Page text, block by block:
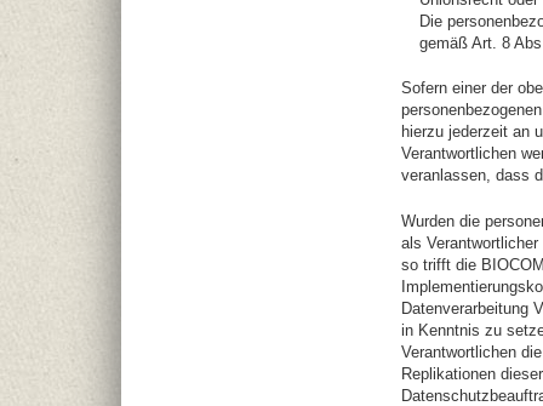
Die
gemäß Art. 8
Sofern einer der
hierzu jederzeit an
Verantwortlichen
veranlassen, dass
Wurden die
als
so trifft die
Datenverarbeitung
in Kenntnis zu
Verantwortlichen
Replikationen